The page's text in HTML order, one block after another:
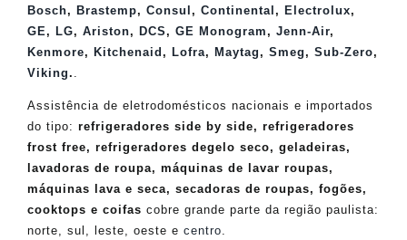
Bosch, Brastemp, Consul , Continental , Electrolux,
GE, LG, Ariston, DCS , GE Monogram , Jenn-Air,
Kenmore, Kitchenaid , Lofra, Maytag , Smeg , Sub-Zero,
Viking. .
Assistência de eletrodomésticos nacionais e importados
do tipo: refrigeradores side by side, refrigeradores
frost free, refrigeradores degelo seco, geladeiras,
lavadoras de roupa, máquinas de lavar roupas,
máquinas lava e seca, secadoras de roupas, fogões,
cooktops e coifas cobre grande parte da região paulista:
norte, sul, leste, oeste e centro.